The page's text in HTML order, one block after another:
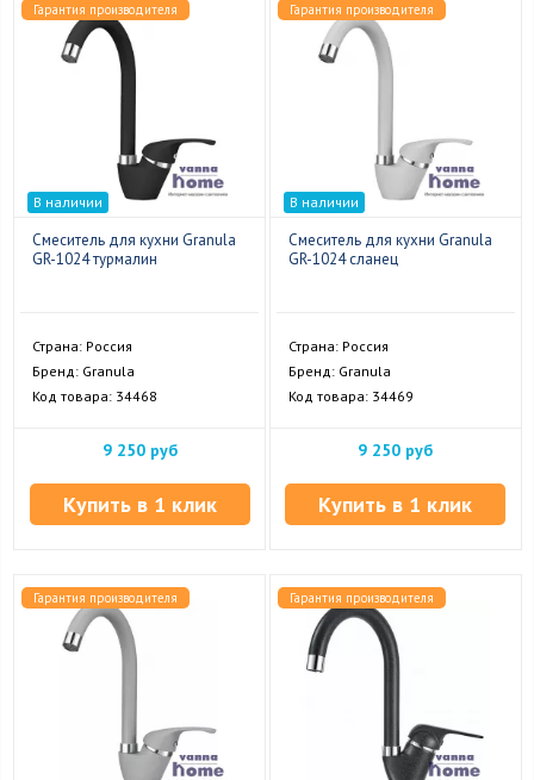
Гарантия производителя
В наличии
Смеситель для кухни Granula
GR-1024 турмалин
Страна: Россия
Бренд: Granula
Код товара: 34468
9 250 руб
Купить в 1 клик
Гарантия производителя
В наличии
Смеситель для кухни Granula
GR-1024 сланец
Страна: Россия
Бренд: Granula
Код товара: 34469
9 250 руб
Купить в 1 клик
Гарантия производителя Гарантия производителя